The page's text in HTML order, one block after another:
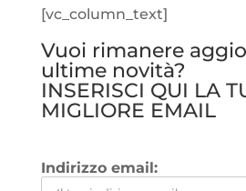
[vc_column_text]
Vuoi rimanere
ultime novità?
INSERISCI QUI LA
MIGLIORE EMAIL
Indirizzo email: